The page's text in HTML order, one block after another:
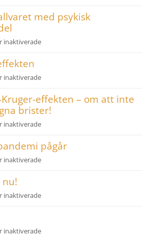
mobbning!
för
med psykisk
inaktiveradeför
psykisk
misshandel
inaktiveradeför
effekten – om att inte
brister!
inaktiveradeför
Kruger-
inte
egna
pågår
inaktiveradeför
nu!
inaktiveradeför
inaktiveradeför